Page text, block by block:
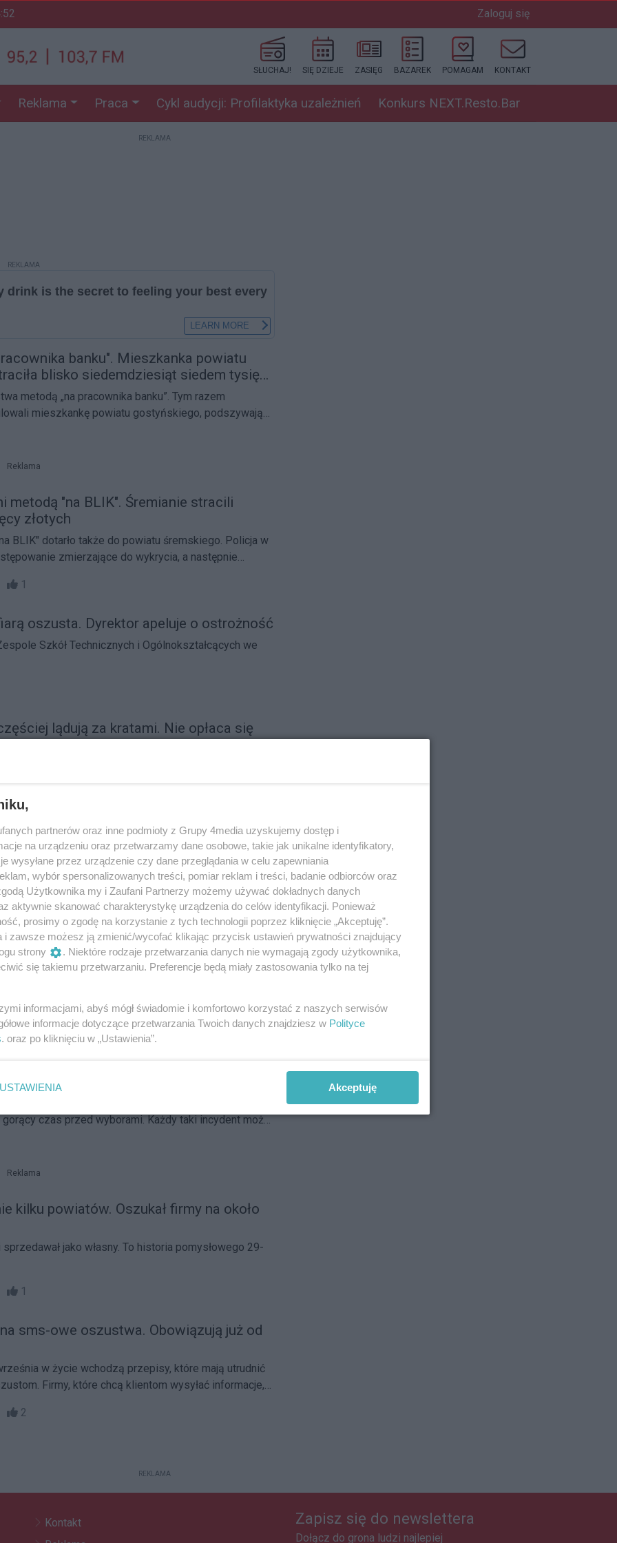
Zaloguj się
SŁUCHAJ! SIĘ DZIEJE ZASIĘG BAZAREK POMAGAM KONTAKT
Reklama Praca Cykl audycji: Profilaktyka uzależnień Konkurs NEXT.Resto.Bar
REKLAMA
REKLAMA
banku". Mieszkanka powiatu
blisko siedemdziesiąt siedem tysięcy
metodą „na pracownika banku”. Tym razem
mieszkankę powiatu gostyńskiego, podszywając
Reklama
metodą "na BLIK". Śremianie stracili
złotych
BLIK" dotarło także do powiatu śremskiego. Policja w
zmierzające do wykrycia, a następnie
1
oszusta. Dyrektor apeluje o ostrożność
Szkół Technicznych i Ogólnokształcących we
lądują za kratami. Nie opłaca się
aucie
Reklama
w sieci. Nie daj się okraść na święta
czas i stanie w kolejkach do kas. Coraz częściej
form zakupów.
do życia w święta. Nie daj się zwieść
czas przed wyborami. Każdy taki incydent można
Reklama
kilku powiatów. Oszukał firmy na około
jako własny. To historia pomysłowego 29-
1
sms-owe oszustwa. Obowiązują już od
w życie wchodzą przepisy, które mają utrudnić
Firmy, które chcą klientom wysyłać informacje,
2
REKLAMA
Kontakt
Zapisz się do newslettera
Dołącz do grona ludzi najlepiej
partnerów oraz inne podmioty z Grupy 4media uzyskujemy dostęp i
na urządzeniu oraz przetwarzamy dane osobowe, takie jak unikalne identyfikatory,
wysyłane przez urządzenie czy dane przeglądania w celu zapewniania
wybór spersonalizowanych treści, pomiar reklam i treści, badanie odbiorców oraz
Użytkownika my i Zaufani Partnerzy możemy używać dokładnych danych
aktywnie skanować charakterystykę urządzenia do celów identyfikacji. Ponieważ
prosimy o zgodę na korzystanie z tych technologii poprzez kliknięcie „Akceptuję”.
i zawsze możesz ją zmienić/wycofać klikając przycisk ustawień prywatności znajdujący
strony
. Niektóre rodzaje przetwarzania danych nie wymagają zgody użytkownika,
się takiemu przetwarzaniu. Preferencje będą miały zastosowania tylko na tej
informacjami, abyś mógł świadomie i komfortowo korzystać z naszych serwisów
informacje dotyczące przetwarzania Twoich danych znajdziesz w Polityce
. oraz po kliknięciu w „Ustawienia”.
USTAWIENIA Akceptuję